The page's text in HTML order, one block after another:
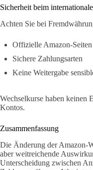
Sicherheit beim
Achten Sie bei
Offizielle Amazon-Seiten
Sichere Zahlungsarten
Keine Weitergabe
Wechselkurse haben keinen
Kontos.
Zusammenfassung
Die Änderung der Amazon-
aber weitreichende
Unterscheidung zwischen